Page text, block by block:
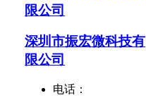
限公司
深圳市振宏微科技有
限公司
电话：